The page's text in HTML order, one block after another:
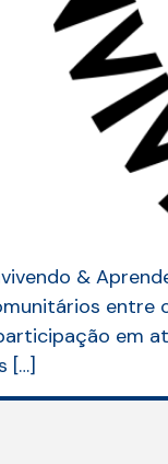
&
entre
em
[…]